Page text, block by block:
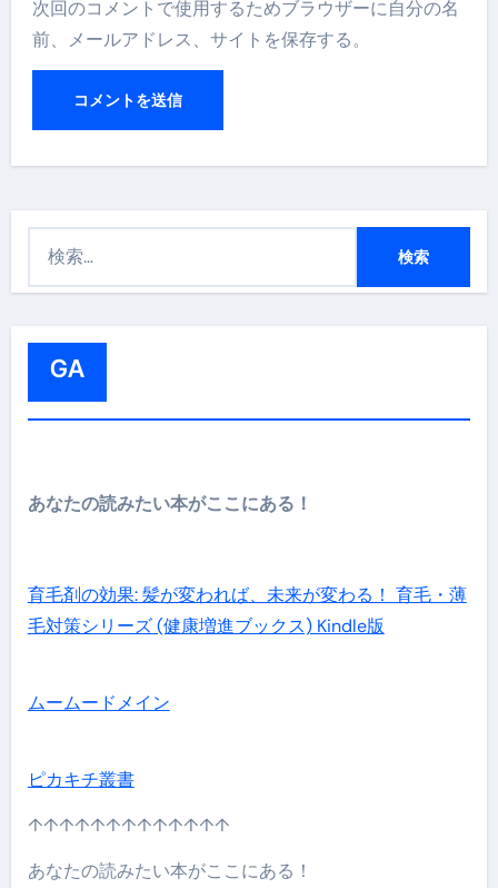
次回のコメントで使用するためブラウザーに自分の名
前、メールアドレス、サイトを保存する。
GA
あなたの読みたい本がここにある！
育毛剤の効果: 髪が変われば、未来が変わる！ 育毛・薄
毛対策シリーズ (健康増進ブックス) Kindle版
ムームードメイン
ピカキチ叢書
↑↑↑↑↑↑↑↑↑↑↑↑↑
あなたの読みたい本がここにある！